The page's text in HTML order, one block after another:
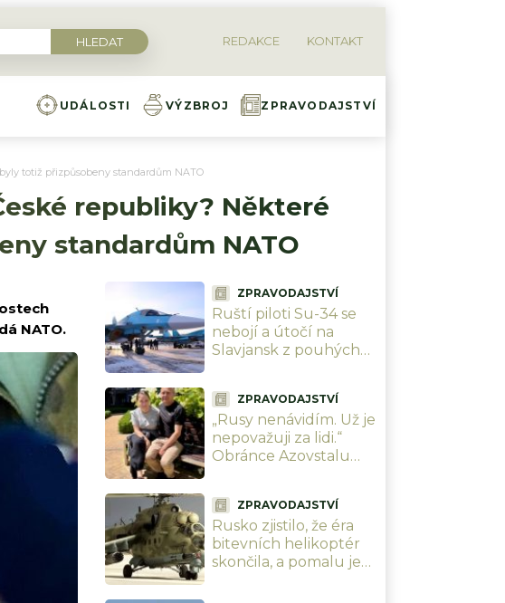
REDAKCE KONTAKT
UDÁLOSTI VÝZBROJ ZPRAVODAJSTVÍ
totiž přizpůsobeny standardům NATO
republiky? Některé
standardům NATO
NATO.
ZPRAVODAJSTVÍ
Ruští piloti Su-34 se
nebojí a útočí na
Slavjansk z pouhých
sestřelitZPRAVODAJSTVÍ
„Rusy nenávidím. Už je
nepovažuji za lidi.“
Obránce Azovstalu
bratr utekl do Ruska
ZPRAVODAJSTVÍ
Rusko zjistilo, že éra
bitevních helikoptér
skončila, a pomalu je